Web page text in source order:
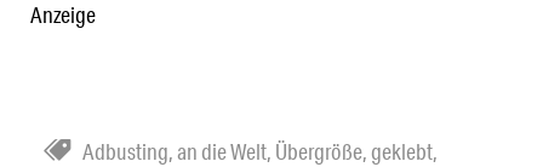
Anzeige
Adbusting,an die Welt, Übergröße, geklebt,